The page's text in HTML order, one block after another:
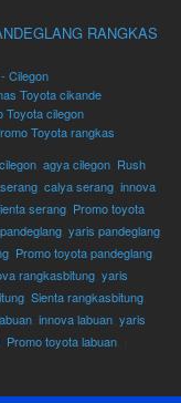
RANGKAS
Cilegon
Toyota cikande
Toyota cilegon
Toyota rangkas
, agya cilegon, Rush
, calya serang, innova
serang, Promo toyota
, yaris pandeglang,
Promo toyota pandeglang
rangkasbitung yaris
Sienta rangkasbitung
innova labuan yaris
Promo toyota labuan, )